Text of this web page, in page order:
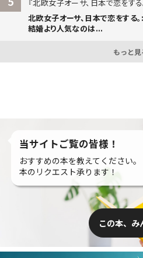
北欧女子オーサ、日本で恋をする
北欧女子オーサ、日本で恋をする
結婚より人気なのは...
もっと見
当サイトご覧の皆様！
おすすめの本を教えてください。
本のリクエスト承ります！
この本、